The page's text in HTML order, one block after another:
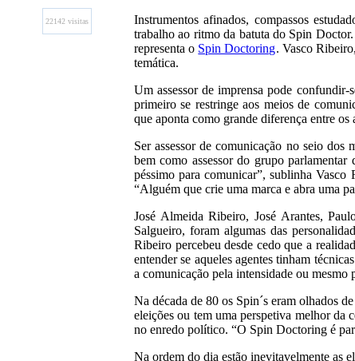
22142 visitas
Instrumentos afinados, compassos
trabalho ao ritmo da batuta do Spin
representa o Spin Doctoring. Vasco
temática.
Um assessor de imprensa pode
primeiro se restringe aos meios de
que aponta como grande diferença entre os
Ser assessor de comunicação no seio
bem como assessor do grupo
péssimo para comunicar”, sublinha
“Alguém que crie uma marca e abra uma
José Almeida Ribeiro, José Arantes,
Salgueiro, foram algumas das
Ribeiro percebeu desde cedo que a
entender se aqueles agentes tinham
a comunicação pela intensidade ou
Na década de 80 os Spin´s eram olhados
eleições ou tem uma perspetiva melhor da
no enredo político. “O Spin Doctoring é
Na ordem do dia estão inevitavelmente as